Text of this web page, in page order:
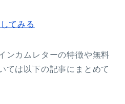
てみる
ンカムレターの特徴や無料
ては以下の記事にまとめて